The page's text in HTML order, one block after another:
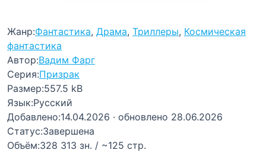
Жанр:Фантастика, Драма, Триллеры, Космическая
фантастика
Автор:Вадим Фарг
Серия:Призрак
Размер:557.5 kB
Язык:Русский
Добавлено:14.04.2026 · обновлено 28.06.2026
Статус:Завершена
Объём:328 313 зн. / ~125 стр.